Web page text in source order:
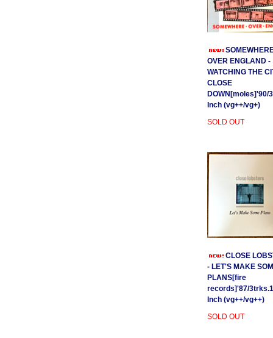
OVER ENGLAND -
WATCHING THE
CLOSE
DOWN[moles]'90/
Inch (vg++/vg+)
SOLD OUT
CLOSE
- LET'S MAKE
PLANS[fire
records]'87/
Inch (vg++/vg++)
SOLD OUT